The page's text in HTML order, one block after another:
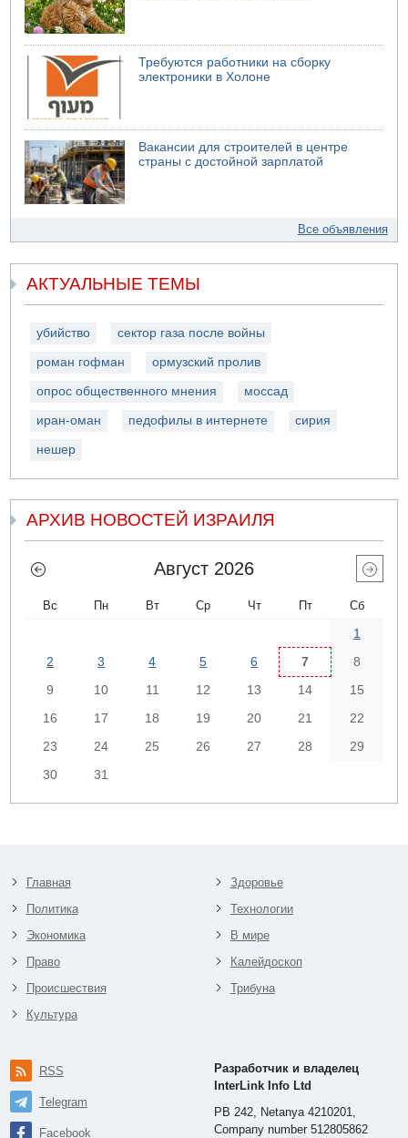
Требуются работники на сборку
электроники в Холоне
Вакансии для строителей в центре
страны с достойной зарплатой
Все объявления
АКТУАЛЬНЫЕ ТЕМЫ
убийство сектор газа после войны
роман гофман ормузский пролив
опрос общественного мнения моссад
иран-оман педофилы в интернете сирия
нешер
АРХИВ НОВОСТЕЙ ИЗРАИЛЯ
Август 2026
Вс Пн Вт Ср Чт Пт Сб
1
2
3 4 5 6 7
8
9
10 11 12 13 14
15
16
17 18 19 20 21
22
23
24 25 26 27 28
29
30
31
Главная
Политика
Экономика
Право
Происшествия
Культура
Здоровье
Технологии
В мире
Калейдоскоп
Трибуна
RSS
Telegram
Facebook
Разработчик и владелец
InterLink Info Ltd
PB 242, Netanya 4210201,
Company number 512805862